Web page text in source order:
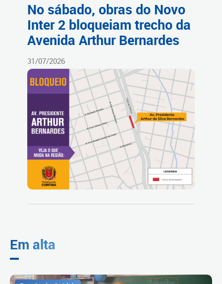
No sábado, obras do Novo
Inter 2 bloqueiam trecho da
Avenida Arthur Bernardes
31/07/2026
Em alta